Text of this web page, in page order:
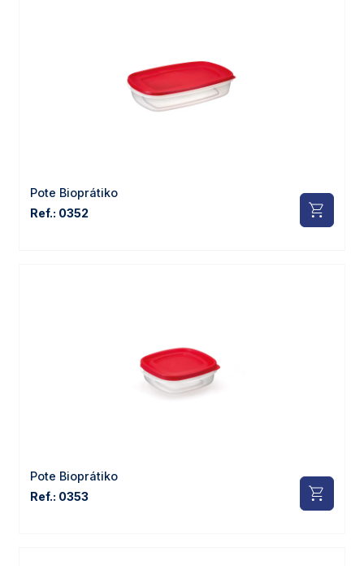
Pote Bioprátiko
Ref.: 0352
Pote Bioprátiko
Ref.: 0353